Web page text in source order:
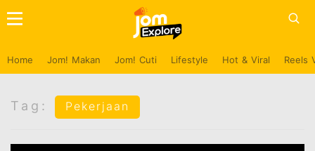
Home Jom! Makan Jom! Cuti Lifestyle Hot & Viral Reels
Tag: Pekerjaan